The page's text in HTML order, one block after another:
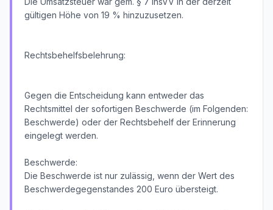
gültigen Höhe von 19 % hinzuzusetzen.
Rechtsbehelfsbelehrung:
Gegen die Entscheidung kann entweder das
Rechtsmittel der sofortigen Beschwerde (im Folgenden:
Beschwerde) oder der Rechtsbehelf der Erinnerung
eingelegt werden.
Beschwerde:
Die Beschwerde ist nur zulässig, wenn der Wert des
Beschwerdegegenstandes 200 Euro übersteigt.